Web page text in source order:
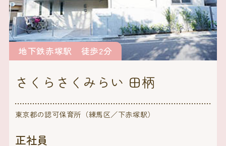
地下鉄赤塚駅 徒歩2分
さくらさくみらい 田柄
東京都の認可保育所（練馬区／下赤塚駅）
正社員